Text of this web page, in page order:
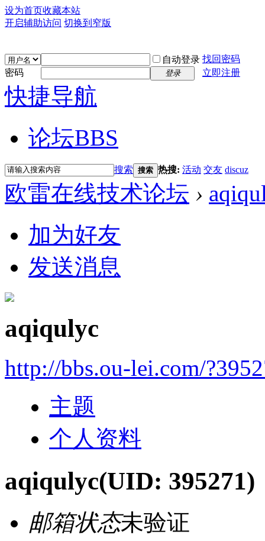
设为首页收藏本站
开启辅助访问 切换到窄版
自动登录 找回密码
密码
登录 立即注册
快捷导航
论坛BBS
搜索 搜索 热搜: 活动 交友 discuz
欧雷在线技术论坛 ›
加为好友
发送消息
aqiqulyc
http://bbs.ou-lei.com/
主题
个人资料
aqiqulyc(UID: 395271)
邮箱状态未验证